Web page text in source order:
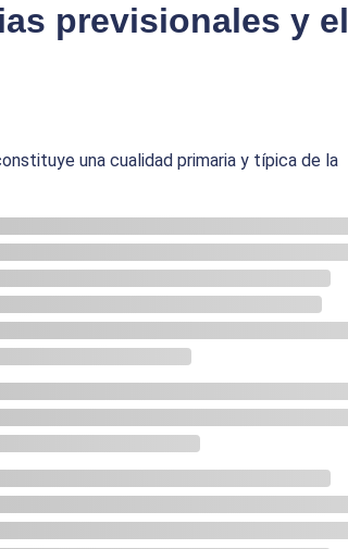
previsionales y el
una cualidad primaria y típica de la